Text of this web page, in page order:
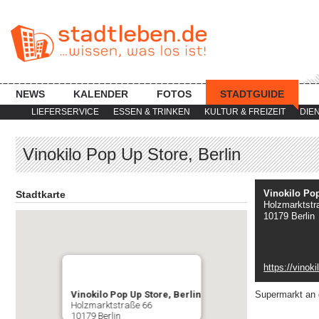
LIEFERSERVICE ESSEN & TRINKEN KULTUR & FREIZEIT
NEWS KALENDER FOTOS STADTGUIDE
Vinokilo Pop Up Store, Berlin
Stadtkarte
Vinokilo Pop Up Store, Berlin
Holzmarktstraße 66
10179 Berlin
Vinokilo
10179 Berlin
https://
Supermarkt an